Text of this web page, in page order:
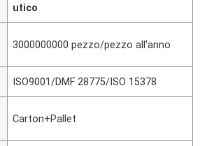
utico
3000000000 pezzo/pezzo all'anno
ISO9001/DMF 28775/ISO 15378
Carton+Pallet